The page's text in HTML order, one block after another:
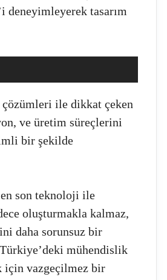
deneyimleyerek tasarım
ile dikkat çeken
ve üretim süreçlerini
bir şekilde
son teknoloji ile
oluşturmakla kalmaz,
daha sorunsuz bir
mühendislik
için vazgeçilmez bir